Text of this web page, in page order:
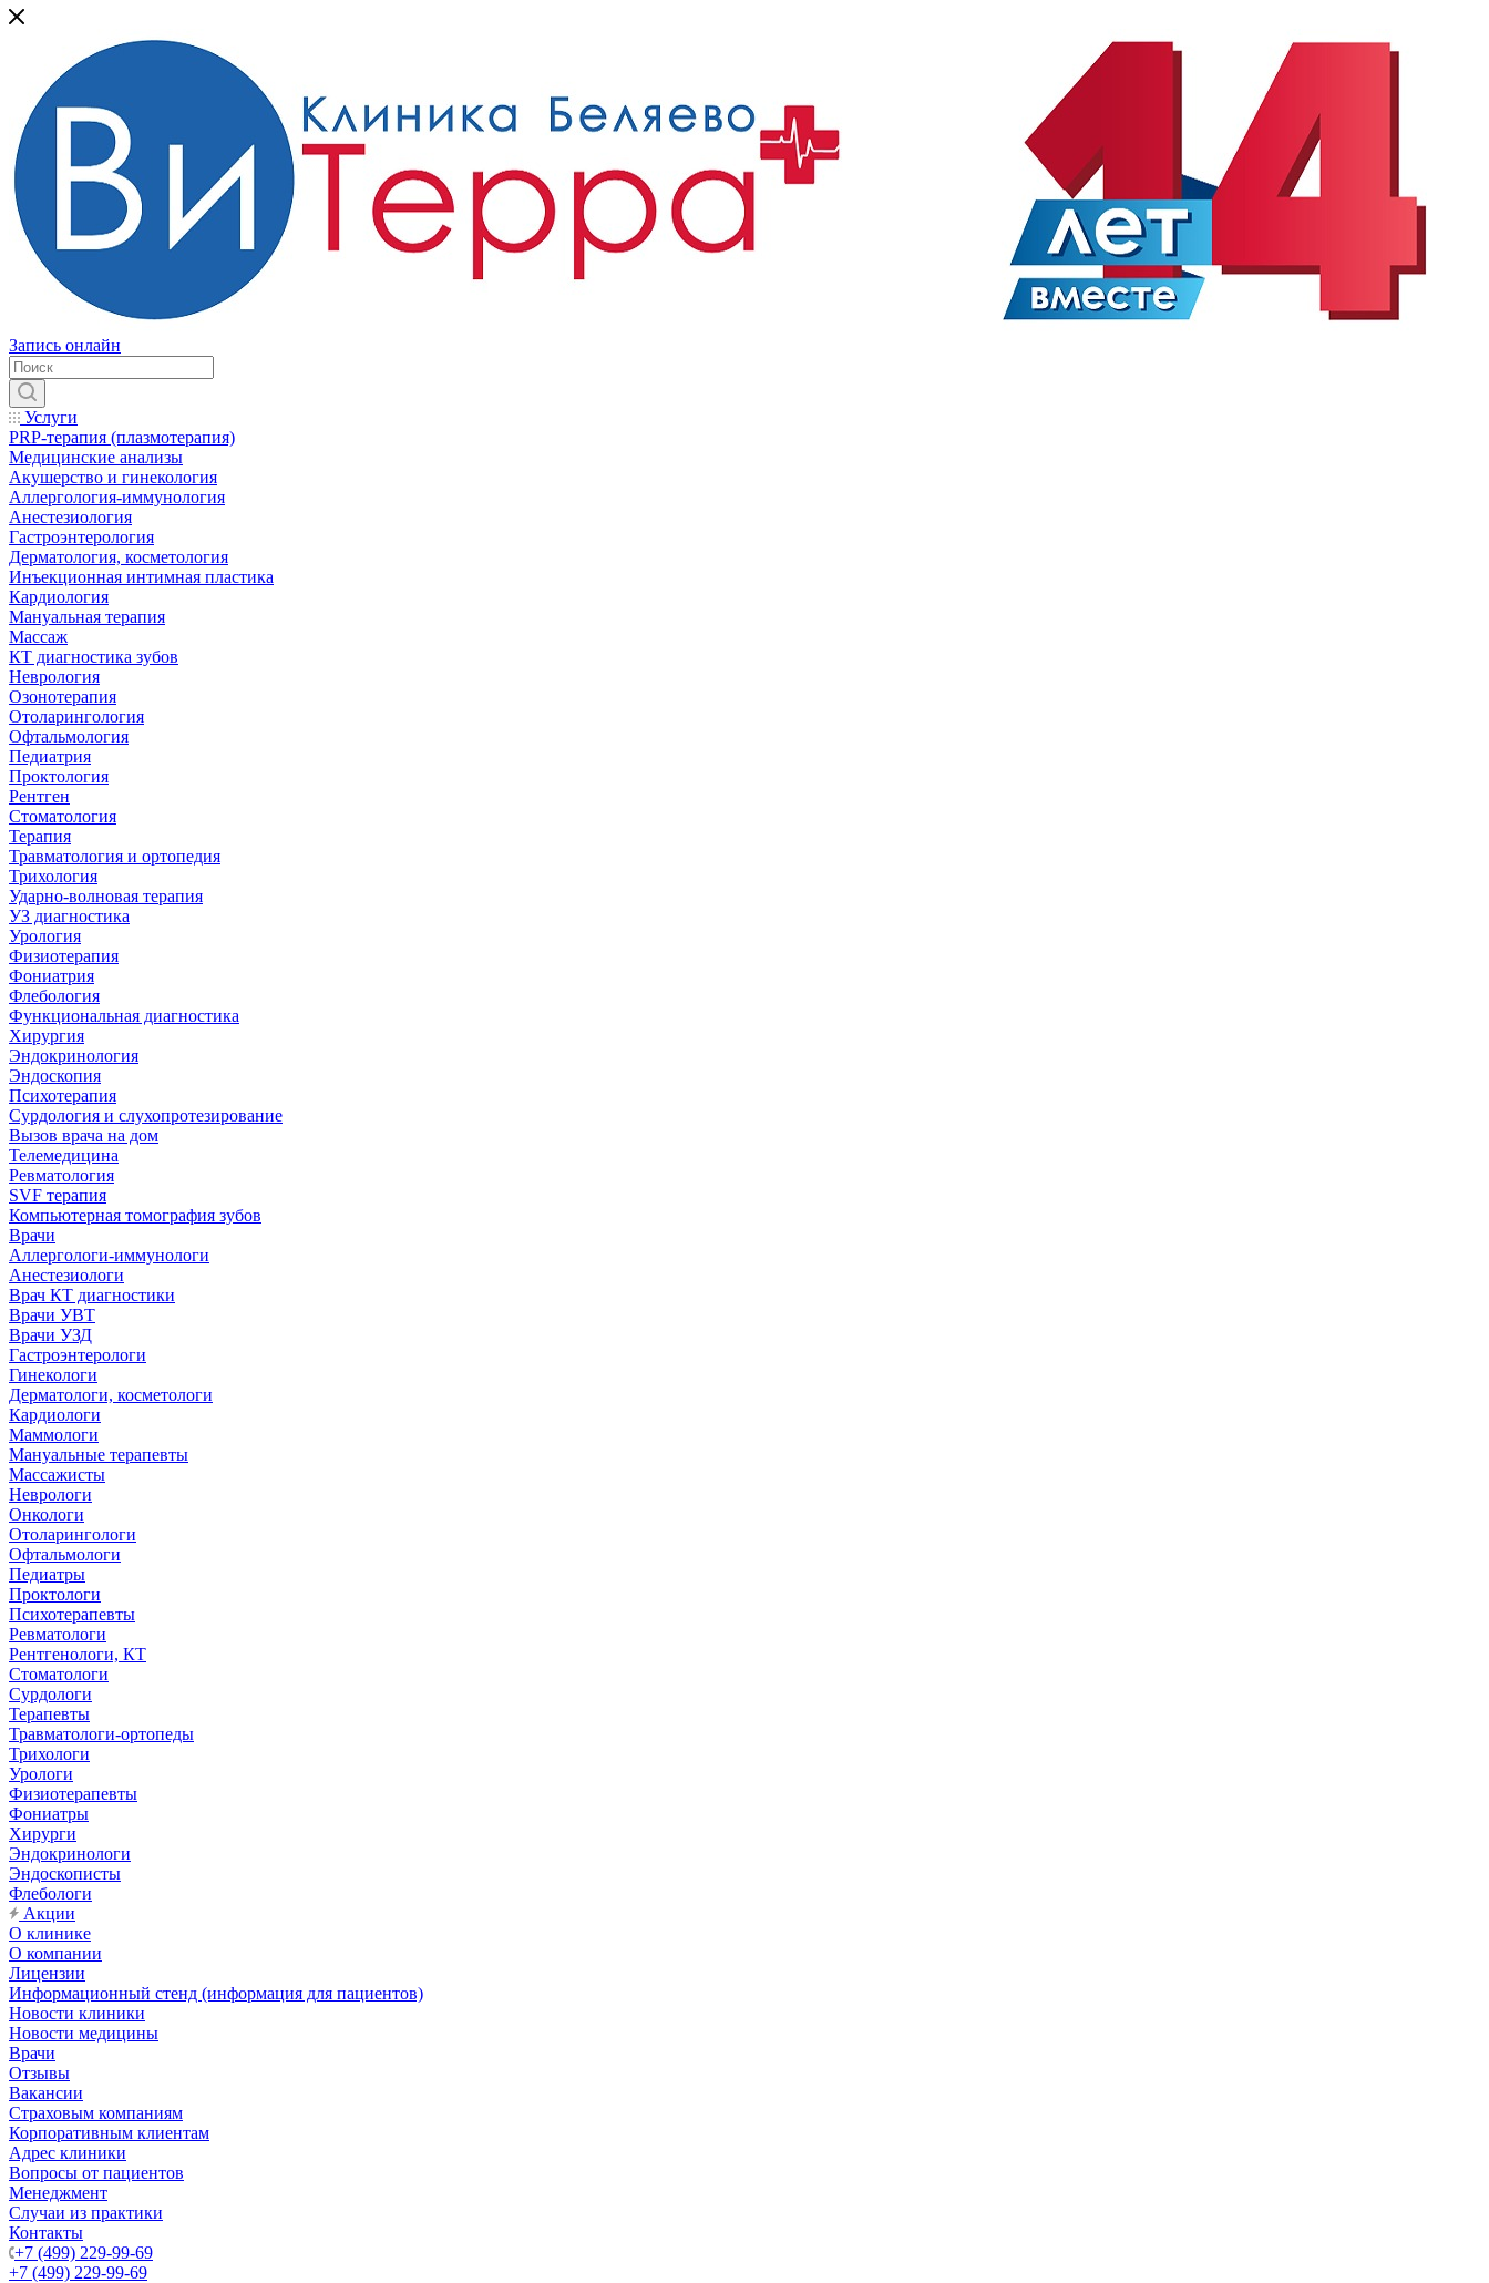
Запись онлайн
Услуги
PRP-терапия (плазмотерапия)
Медицинские анализы
Акушерство и гинекология
Аллергология-иммунология
Анестезиология
Гастроэнтерология
Дерматология, косметология
Инъекционная интимная пластика
Кардиология
Мануальная терапия
Массаж
КТ диагностика зубов
Неврология
Озонотерапия
Отоларингология
Офтальмология
Педиатрия
Проктология
Рентген
Стоматология
Терапия
Травматология и ортопедия
Трихология
Ударно-волновая терапия
УЗ диагностика
Урология
Физиотерапия
Фониатрия
Флебология
Функциональная диагностика
Хирургия
Эндокринология
Эндоскопия
Психотерапия
Сурдология и слухопротезирование
Вызов врача на дом
Телемедицина
Ревматология
SVF терапия
Компьютерная томография зубов
Врачи
Аллергологи-иммунологи
Анестезиологи
Врач КТ диагностики
Врачи УВТ
Врачи УЗД
Гастроэнтерологи
Гинекологи
Дерматологи, косметологи
Кардиологи
Маммологи
Мануальные терапевты
Массажисты
Неврологи
Онкологи
Отоларингологи
Офтальмологи
Педиатры
Проктологи
Психотерапевты
Ревматологи
Рентгенологи, КТ
Стоматологи
Сурдологи
Терапевты
Травматологи-ортопеды
Трихологи
Урологи
Физиотерапевты
Фониатры
Хирурги
Эндокринологи
Эндоскописты
Флебологи
Акции
О клинике
О компании
Лицензии
Информационный стенд (информация для пациентов)
Новости клиники
Новости медицины
Врачи
Отзывы
Вакансии
Страховым компаниям
Корпоративным клиентам
Адрес клиники
Вопросы от пациентов
Менеджмент
Случаи из практики
Контакты
+7 (499) 229-99-69
+7 (499) 229-99-69